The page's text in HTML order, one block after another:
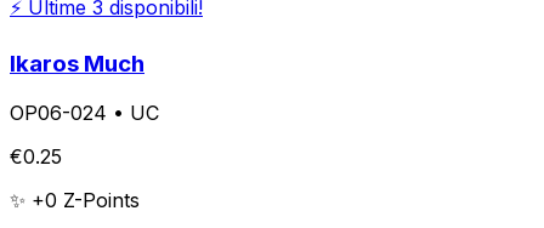
⚡ Ultime 3 disponibili!
Ikaros Much
OP06-024 • UC
€0.25
✨ +0 Z-Points